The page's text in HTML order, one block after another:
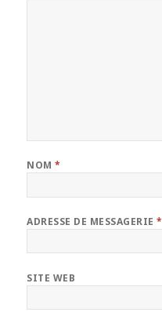
NOM*
ADRESSE DE MESSAGERIE*
SITE WEB